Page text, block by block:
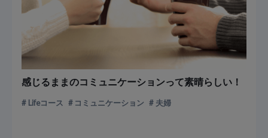
感じるままのコミュニケーションって素晴らしい！
Lifeコース コミュニケーション 夫婦